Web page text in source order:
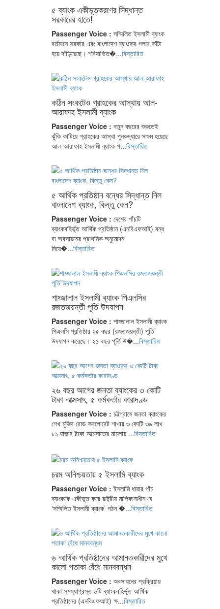
৫ ব্যাংক একীভূতকরণের সিদ্ধান্ত
সরকারের হাতে!
Passenger Voice : সম্মিলিত ইসলামী ব্যাংক
বর্তমানে সরকার এবং বাংলাদেশ ব্যাংকের গলার কাঁটা
হয়ে দাঁড়িয়েছে। শরিয়াভিত�...বিস্তারিত
কঠিন সংকটেও গ্রাহকের আস্থায় আল-
আরাফাহ ইসলামী ব্যাংক
Passenger Voice : নতুন বছরের শুরুতেই
ঝুঁকি কাটিয়ে গ্রাহকের আস্থা পুনরুদ্ধারে সক্ষম হয়েছে
আল-আরাফাহ ইসলামী ব্যাংক প...বিস্তারিত
৫ আর্থিক প্রতিষ্ঠান বন্ধের সিদ্ধান্ত নিল
বাংলাদেশ ব্যাংক, কিন্তু কেন?
Passenger Voice : দেশের পাঁচটি
ব্যাংকবহির্ভূত আর্থিক প্রতিষ্ঠান (এনবিএফআই) বন্ধ
বা অবসায়নের প্রাথমিক অনুমোদন
দিয়ে�...বিস্তারিত
শাহ্জালাল ইসলামী ব্যাংক পিএলসির
রজতজয়ন্তী পূর্তি উদযাপন
Passenger Voice : শাহ্জালাল ইসলামী ব্যাংক
পিএলসি প্রতিষ্ঠার ২৫ বছর (রজতজয়ন্তী) পূর্তি
উদযাপন করেছে। ২৫ বছর পূর্তি উ�...বিস্তারিত
২৬ বছর আগের জনতা ব্যাংকের ৩ কোটি
টাকা আত্মসাৎ, ৫ কর্মকর্তার কারাদণ্ড
Passenger Voice : চট্টগ্রামে জনতা ব্যাংকের
শেখ মুজিব রোড করপোরেট শাখার ৩ কোটি ৩৯ লাখ
৮১ হাজার টাকা আত্মসাতের মামলায় ...বিস্তারিত
চরম অনিশ্চয়তায় ৫ ইসলামি ব্যাংক
Passenger Voice : ইসলামি ধারার পাঁচ
ব্যাংককে একীভূত করে রাষ্ট্রীয় মালিকানাধীন যে
‘সম্মিলিত ইসলামী ব্যাংক’ গঠন �...বিস্তারিত
৬ আর্থিক প্রতিষ্ঠানের আমানতকারীদের মুখে
কালো পতাকা বেঁধে মানববন্ধন
Passenger Voice : অবসায়নের প্রক্রিয়ায়
থাকা সমস্যাগ্রস্ত ৬টি ব্যাংকবহির্ভূত আর্থিক
প্রতিষ্ঠানের (এনবিএফআই) ক্ষ...বিস্তারিত